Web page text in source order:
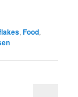
,Food,